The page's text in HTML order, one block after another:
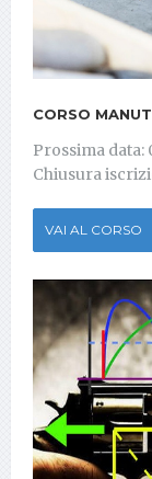
CORSO
Prossima data:
Chiusura
VAI AL CORSO